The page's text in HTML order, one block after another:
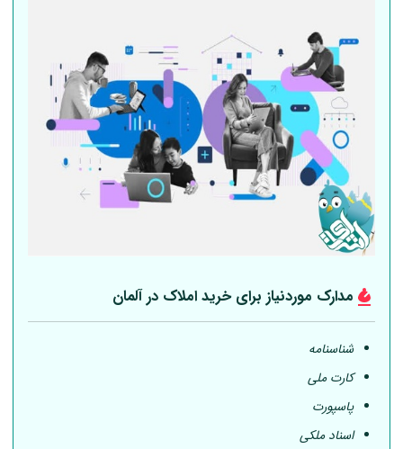
مدارک موردنیاز برای خرید املاک درآلمان
شناسنامه
کارت ملی
پاسپورت
اسناد ملکی